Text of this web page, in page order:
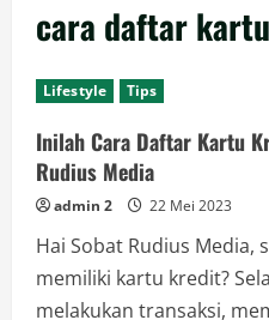
cara daftar
Lifestyle Tips
Inilah Cara Daftar Kartu
Rudius Media
admin 2 22 Mei 2023
Hai Sobat Rudius Media,
memiliki kartu kredit?
melakukan transaksi,